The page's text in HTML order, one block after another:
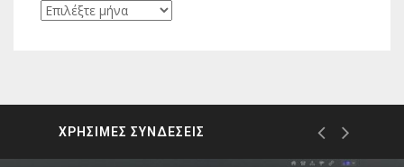
Ιστορικό
ΧΡΗΣΙΜΕΣ ΣΥΝΔΕΣΕΙΣ